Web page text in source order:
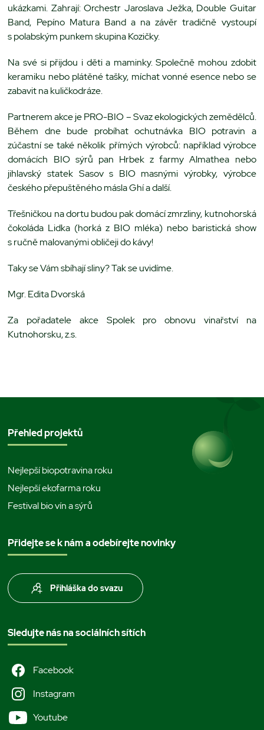
ukázkami. Zahrají: Orchestr Jaroslava Ježka, Double Guitar
Band, Pepíno Matura Band a na závěr tradičně vystoupí
s polabským punkem skupina Kozičky.
Na své si přijdou i děti a maminky. Společně mohou zdobit
keramiku nebo plátěné tašky, míchat vonné esence nebo se
zabavit na kuličkodráze.
Partnerem akce je PRO-BIO – Svaz ekologických zemědělců.
Během dne bude probíhat ochutnávka BIO potravin a
zúčastní se také několik přímých výrobců: například výrobce
domácích BIO sýrů pan Hrbek z farmy Almathea nebo
jihlavský statek Sasov s BIO masnými výrobky, výrobce
českého přepuštěného másla Ghí a další.
Třešničkou na dortu budou pak domácí zmrzliny, kutnohorská
čokoláda Lidka (horká z BIO mléka) nebo baristická show
s ručně malovanými obličeji do kávy!
Taky se Vám sbíhají sliny? Tak se uvidíme.
Mgr. Edita Dvorská
Za pořadatele akce Spolek pro obnovu vinařství na
Kutnohorsku, z.s.
Přehled projektů
Nejlepší biopotravina roku
Nejlepší ekofarma roku
Festival bio vín a sýrů
Přidejte se k nám a odebírejte novinky
Přihláška do svazu
Sledujte nás na sociálních sítích
Facebook
Instagram
Youtube